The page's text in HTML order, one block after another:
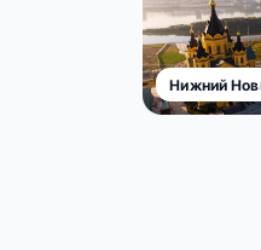
Нижний